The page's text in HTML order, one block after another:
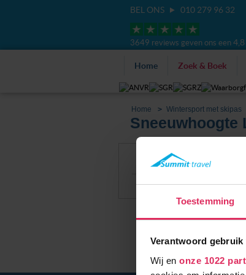
Toestemming
Verantwoord gebruik
Wij en onze 1022
BEL ONS 010 279 96 32
3649 reviews geven ons een 4,8
Home Zoek & Boek
Home Wintersport met skipas
Sneeuwhoogte
Filter
Sneeuwhoogte